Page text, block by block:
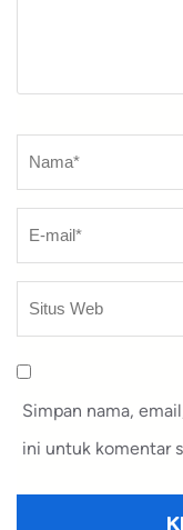
Nama
Simpan nama,
ini untuk komentar